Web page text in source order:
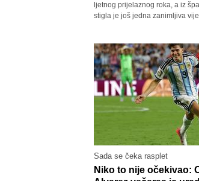
ljetnog prijelaznog roka, a iz
stigla je još jedna zanimljiva
Sada se čeka rasplet
Niko to nije očekivao: